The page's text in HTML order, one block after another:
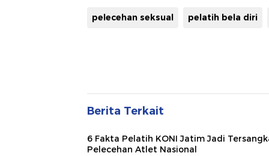
pelecehan seksual pelatih bela diri
Berita Terkait
6 Fakta Pelatih KONI Jatim Jadi
Pelecehan Atlet Nasional